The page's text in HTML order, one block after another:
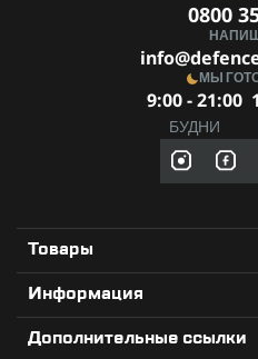
0800
МЫ
9:00 - 21:00
БУДНИ
Товары
Информация
Дополнительные ссылки